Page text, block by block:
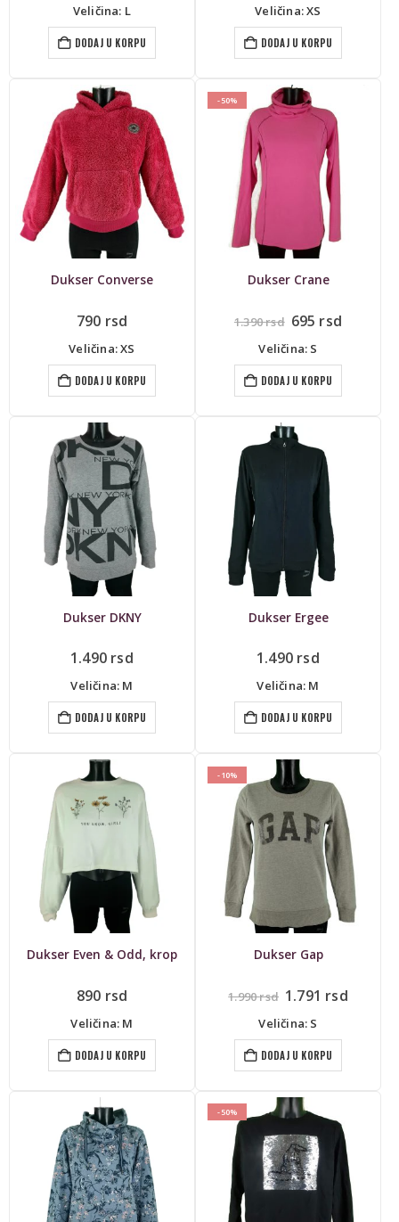
je
bila:
2.490 rsd.
Veličina: L
DODAJ U KORPU
Veličina: XS
DODAJ U KORPU
Dukser Converse
790 rsd
Veličina: XS
DODAJ U KORPU
-50%
Dukser Crane
1.390rsd Originalna
je
bila:
1.390 rsd.
695 rsd
695 rsd.
Veličina: S
DODAJ U KORPU
Dukser DKNY
1.490 rsd
Veličina: M
DODAJ U KORPU
Dukser Ergee
1.490 rsd
Veličina: M
DODAJ U KORPU
Dukser Even & Odd, krop
890 rsd
Veličina: M
DODAJ U KORPU
-10%
Dukser Gap
1.990rsd Originalna
je
bila:
1.990 rsd.
1.791 rsd
Veličina: S
DODAJ U KORPU
-50%